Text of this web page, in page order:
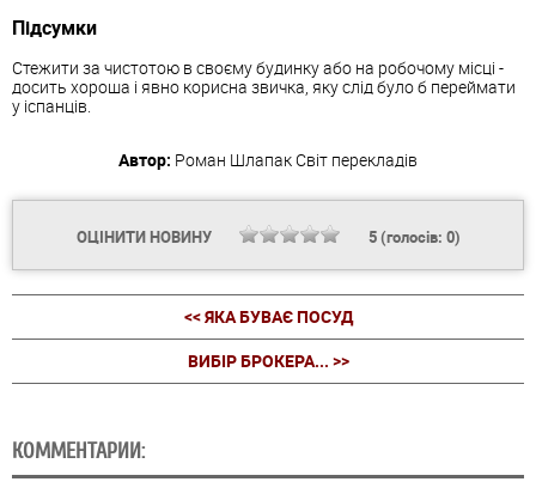
Підсумки
Стежити за чистотою в своєму будинку або на робочому місці -
досить хороша і явно корисна звичка, яку слід було б переймати
у іспанців.
Автор: Роман ШлапакСвіт перекладів
ОЦІНИТИ НОВИНУ 5(голосів: 0)
<< ЯКА БУВАЄ ПОСУД
ВИБІР БРОКЕРА... >>
КОММЕНТАРИИ: